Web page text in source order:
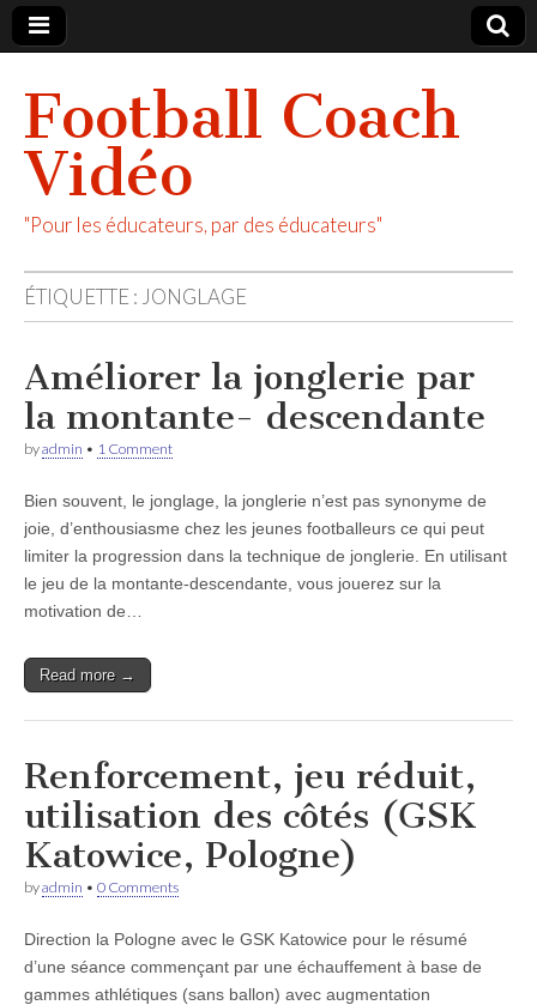
Football Coach
Vidéo
"Pour les éducateurs, par des éducateurs"
ÉTIQUETTE : JONGLAGE
Améliorer la jonglerie par
la montante- descendante
byadmin • 1 Comment
Bien souvent, le jonglage, la jonglerie n’est pas synonyme de
joie, d’enthousiasme chez les jeunes footballeurs ce qui peut
limiter la progression dans la technique de jonglerie. En utilisant
le jeu de la montante-descendante, vous jouerez sur la
motivation de…
Read more →
Renforcement, jeu réduit,
utilisation des côtés (GSK
Katowice, Pologne)
byadmin • 0 Comments
Direction la Pologne avec le GSK Katowice pour le résumé
d’une séance commençant par une échauffement à base de
gammes athlétiques (sans ballon) avec augmentation